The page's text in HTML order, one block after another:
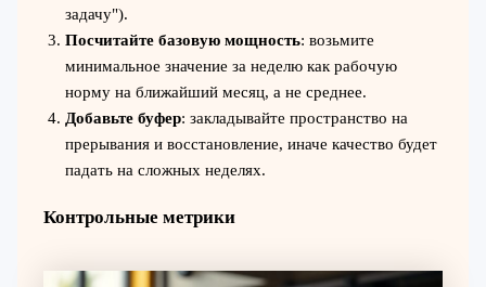
задачу").
Посчитайте базовую мощность: возьмите
минимальное значение за неделю как рабочую
норму на ближайший месяц, а не среднее.
Добавьте буфер: закладывайте пространство на
прерывания и восстановление, иначе качество будет
падать на сложных неделях.
Контрольные метрики